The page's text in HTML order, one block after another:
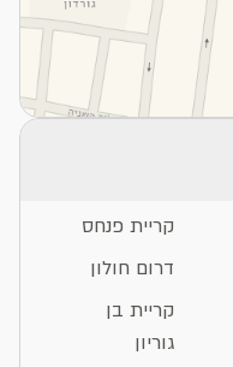
קריית פנחס
דרום חולון
קריית בן
גוריון